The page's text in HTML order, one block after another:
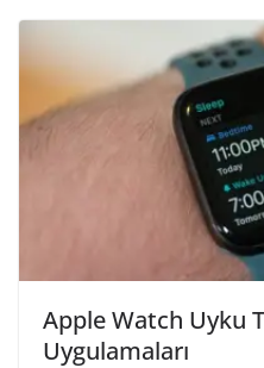
Apple Watch Uyku
Uygulamaları